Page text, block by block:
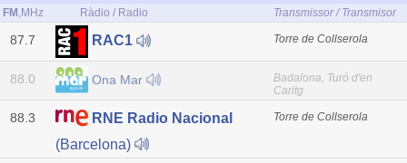
FM ,MHz Ràdio / Radio Transmissor / Transmisor
87.7 RAC1 Torre de Collserola
88.0 Ona Mar
Badalona, Turó d'en
Caritg
88.3
RNE Radio Nacional
(Barcelona)
Torre de Collserola